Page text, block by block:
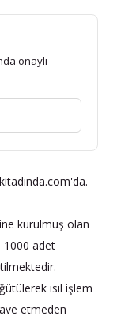
onaylı
kurulmuş olan
1000 adet
ısıl işlem
etmeden